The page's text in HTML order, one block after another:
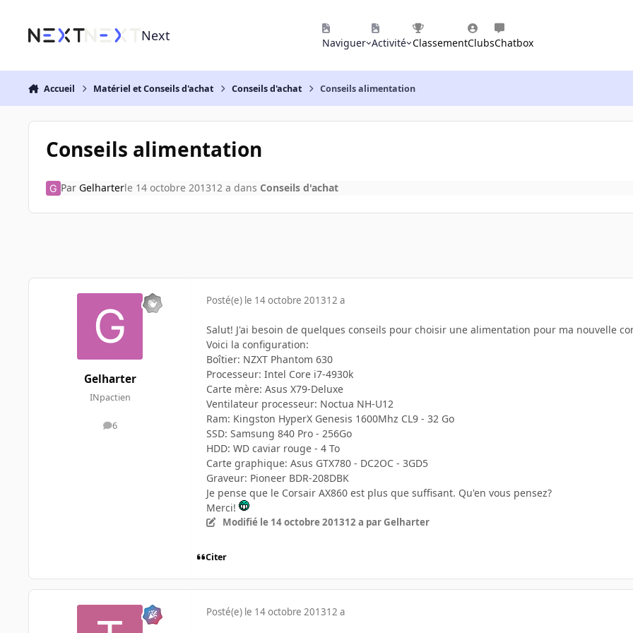
Next Naviguer Activité ClassementClubsChatbox
Accueil Matériel et Conseils d'achat Conseils d'achat Conseils alimentation
Conseils alimentation
Par Gelharterle 14 octobre 201312 a dans Conseils d'achat
Gelharter
INpactien
6
messages
Posté(e) le 14 octobre 201312 a
Salut! J'ai besoin de quelques conseils pour choisir une alimentation pour ma nouvelle
Voici la configuration:
Boîtier: NZXT Phantom 630
Processeur: Intel Core i7-4930k
Carte mère: Asus X79-Deluxe
Ventilateur processeur: Noctua NH-U12
Ram: Kingston HyperX Genesis 1600Mhz CL9 - 32 Go
SSD: Samsung 840 Pro - 256Go
HDD: WD caviar rouge - 4 To
Carte graphique: Asus GTX780 - DC2OC - 3GD5
Graveur: Pioneer BDR-208DBK
Je pense que le Corsair AX860 est plus que suffisant. Qu'en vous pensez?
Merci!
Modifié le 14 octobre 201312 a par Gelharter
Citer
Posté(e) le 14 octobre 201312 a